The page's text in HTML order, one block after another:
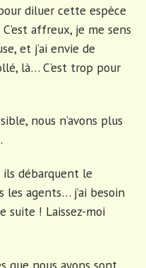
diluer cette espèce
affreux, je me sens
et j’ai envie de
là… C’est trop pour
nous n’avons plus
débarquent le
les agents… j’ai besoin
suite ! Laissez-moi
que nous ayons sont